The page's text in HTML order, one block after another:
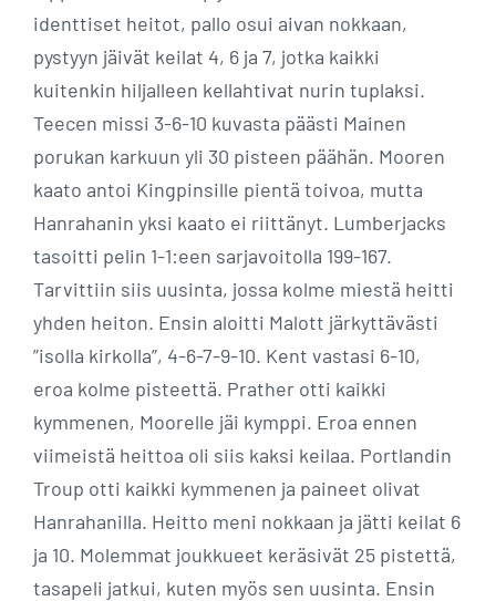
identtiset heitot, pallo osui aivan nokkaan,
pystyyn jäivät keilat 4, 6 ja 7, jotka kaikki
kuitenkin hiljalleen kellahtivat nurin tuplaksi.
Teecen missi 3-6-10 kuvasta päästi Mainen
porukan karkuun yli 30 pisteen päähän. Mooren
kaato antoi Kingpinsille pientä toivoa, mutta
Hanrahanin yksi kaato ei riittänyt. Lumberjacks
tasoitti pelin 1-1:een sarjavoitolla 199-167.
Tarvittiin siis uusinta, jossa kolme miestä heitti
yhden heiton. Ensin aloitti Malott järkyttävästi
”isolla kirkolla”, 4-6-7-9-10. Kent vastasi 6-10,
eroa kolme pisteettä. Prather otti kaikki
kymmenen, Moorelle jäi kymppi. Eroa ennen
viimeistä heittoa oli siis kaksi keilaa. Portlandin
Troup otti kaikki kymmenen ja paineet olivat
Hanrahanilla. Heitto meni nokkaan ja jätti keilat 6
ja 10. Molemmat joukkueet keräsivät 25 pistettä,
tasapeli jatkui, kuten myös sen uusinta. Ensin